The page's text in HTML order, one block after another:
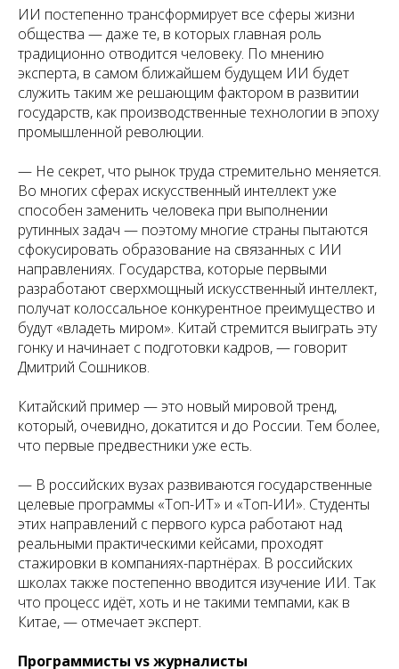
ИИ постепенно трансформирует все сферы жизни
общества — даже те, в которых главная роль
традиционно отводится человеку. По мнению
эксперта, в самом ближайшем будущем ИИ будет
служить таким же решающим фактором в развитии
государств, как производственные технологии в эпоху
промышленной революции.
— Не секрет, что рынок труда стремительно меняется.
Во многих сферах искусственный интеллект уже
способен заменить человека при выполнении
рутинных задач — поэтому многие страны пытаются
сфокусировать образование на связанных с ИИ
направлениях. Государства, которые первыми
разработают сверхмощный искусственный интеллект,
получат колоссальное конкурентное преимущество и
будут «владеть миром». Китай стремится выиграть эту
гонку и начинает с подготовки кадров, — говорит
Дмитрий Сошников.
Китайский пример — это новый мировой тренд,
который, очевидно, докатится и до России. Тем более,
что первые предвестники уже есть.
— В российских вузах развиваются государственные
целевые программы «Топ-ИТ» и «Топ-ИИ». Студенты
этих направлений с первого курса работают над
реальными практическими кейсами, проходят
стажировки в компаниях-партнёрах. В российских
школах также постепенно вводится изучение ИИ. Так
что процесс идёт, хоть и не такими темпами, как в
Китае, — отмечает эксперт.
Программисты vs журналисты